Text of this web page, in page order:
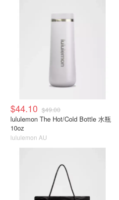
$44.10 $49.00
lululemon The Hot/Cold Bottle 水瓶
10oz
lululemon AU